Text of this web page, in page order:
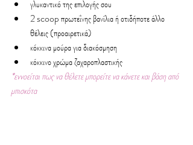
γλυκαντικό της επιλογής σου
2 scoop πρωτεΐνης βανίλια ή οτιδήποτε άλλο
θέλεις (προαιρετικά)
κόκκινα μούρα για διακόσμηση
κόκκινο χρώμα ζαχαροπλαστικής
*εννοείται πως να θέλετε μπορείτε να κάνετε και βάση από
μπισκότα